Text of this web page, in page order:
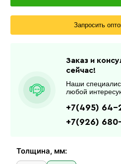
Толщина, мм:
Запросить
Заказ и
сейчас!
Наши
любой
+7(495) 64-
+7(926)